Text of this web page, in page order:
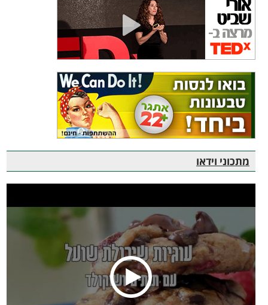
מתכוני וידאו